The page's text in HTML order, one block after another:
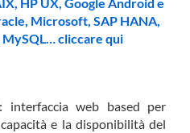
Microsoft, SAP HANA,
MySQL… cliccare qui
: interfaccia web based per
e la disponibilità del